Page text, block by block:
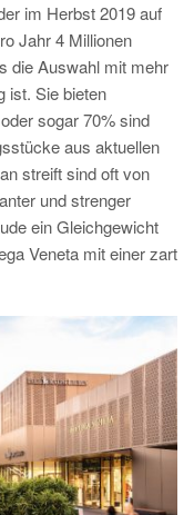
im Herbst 2019 auf
Jahr 4 Millionen
die Auswahl mit mehr
ist. Sie bieten
sogar 70% sind
aus aktuellen
streift sind oft von
und strenger
ein Gleichgewicht
Veneta mit einer zart